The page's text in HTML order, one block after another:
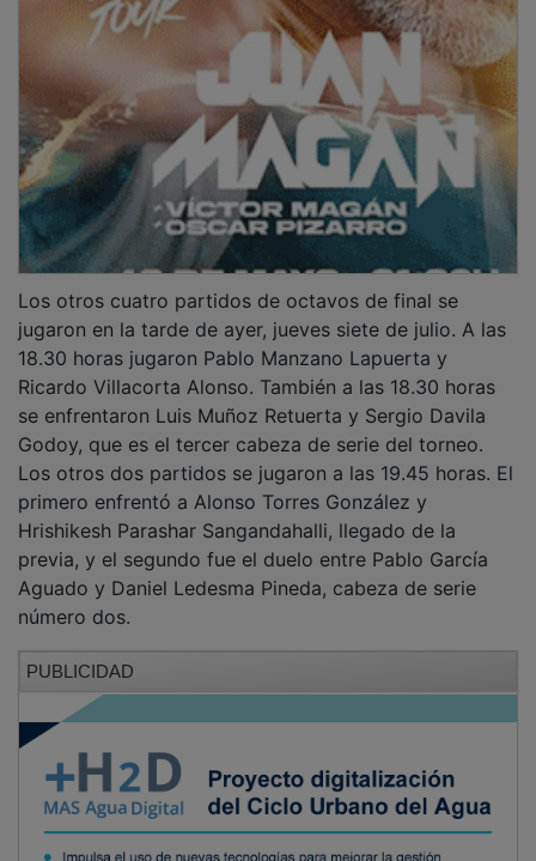
jugaron en la tarde de ayer, jueves siete de julio. A las
18.30 horas jugaron Pablo Manzano Lapuerta y
Ricardo Villacorta Alonso. También a las 18.30 horas
se enfrentaron Luis Muñoz Retuerta y Sergio Davila
Godoy, que es el tercer cabeza de serie del torneo.
Los otros dos partidos se jugaron a las 19.45 horas. El
primero enfrentó a Alonso Torres González y
Hrishikesh Parashar Sangandahalli, llegado de la
previa, y el segundo fue el duelo entre Pablo García
Aguado y Daniel Ledesma Pineda, cabeza de serie
número dos.